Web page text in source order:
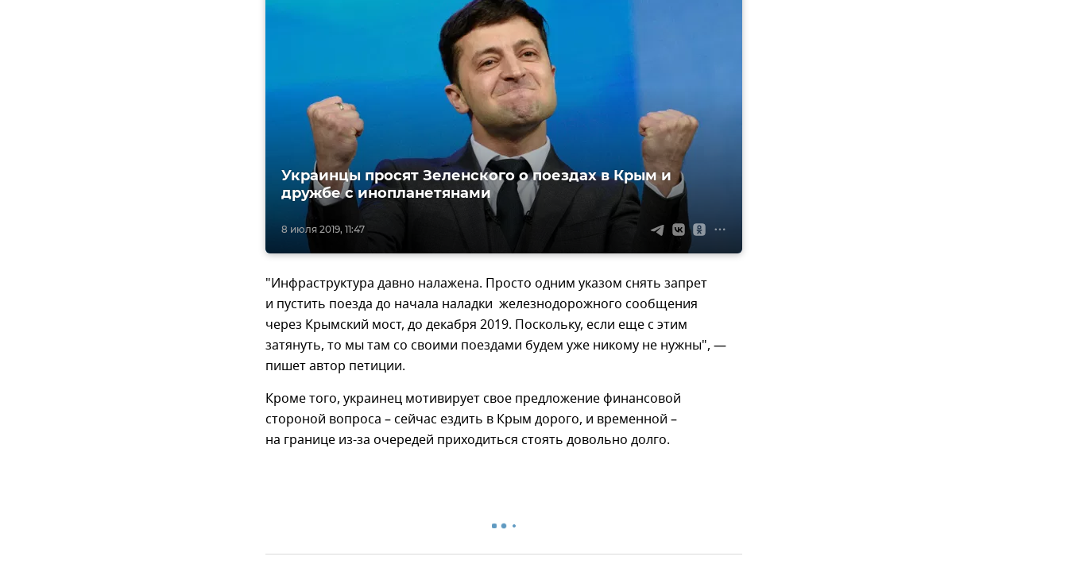
8 июля 2019, 11:47
Украинцы просят Зеленского о поездах в Крым и
дружбе с инопланетянами
"Инфраструктура давно налажена. Просто одним указом снять запрет
и пустить поезда до начала наладки железнодорожного сообщения
через Крымский мост, до декабря 2019. Поскольку, если еще с этим
затянуть, то мы там со своими поездами будем уже никому не нужны", —
пишет автор петиции.
Кроме того, украинец мотивирует свое предложение финансовой
стороной вопроса – сейчас ездить в Крым дорого, и временной –
на границе из-за очередей приходиться стоять довольно долго.